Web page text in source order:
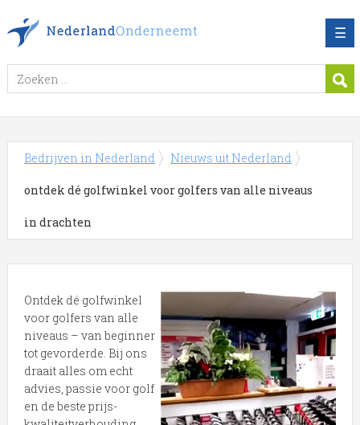
☰
Bedrijven in Nederland Nieuws uit Nederland
ontdek dé golfwinkel voor golfers van alle niveaus
in drachten
Ontdek dé golfwinkel
voor golfers van alle
niveaus – van beginner
tot gevorderde. Bij ons
draait alles om echt
advies, passie voor golf
en de beste prijs-